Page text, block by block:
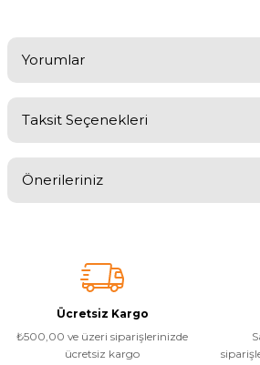
e Pool Expert
Süper Pool
Tuz
Temizleyici
Endüstriyel Blower
Ayak Havuzu
Havuz Robotu Yedek
Yorumlar
Uzun zamandır almak istiyordum
Yorum Yaz
Taksit Seçenekleri
Önerileriniz
Görüş ve önerileriniz için teşekkür ederiz.
Ürün resmi kalitesiz, bozuk veya
Ürün açıklamasında eksik bilgiler
Ücretsiz Kargo
₺500,00 ve üzeri siparişlerinizde
ücretsiz kargo